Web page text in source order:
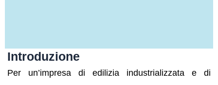
Introduzione
Per un’impresa di edilizia industrializzata e di